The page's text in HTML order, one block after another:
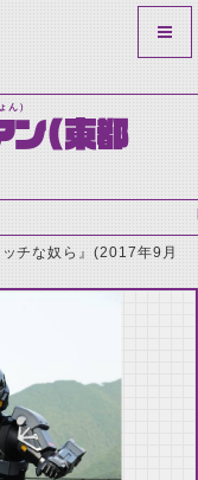
ん）
ン(東都
チな奴ら』(2017年9月